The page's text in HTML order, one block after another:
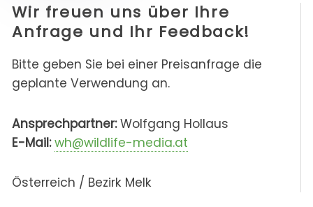
Wir freuen uns über Ihre
Anfrage und Ihr Feedback!
Bitte geben Sie bei einer Preisanfrage die
geplante Verwendung an.
Ansprechpartner:Wolfgang Hollaus
E-Mail: wh@wildlife-media.at
Österreich / Bezirk Melk